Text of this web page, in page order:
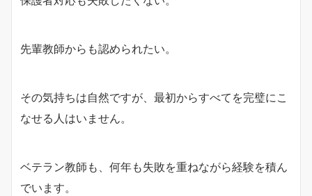
先輩教師からも認められたい。
その気持ちは自然ですが、最初からすべてを完璧にこ
なせる人はいません。
ベテラン教師も、何年も失敗を重ねながら経験を積ん
でいます。